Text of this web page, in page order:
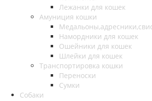
Лежанки для кошек
Амуниция кошки
Намордники для кошек
Ошейники для кошек
Шлейки для кошек
Транспортировка кошки
Переноски
Сумки
Собаки